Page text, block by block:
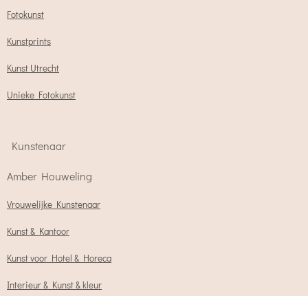
Fotokunst
Kunstprints
Kunst Utrecht
Unieke Fotokunst
Kunstenaar
Amber Houweling
Vrouwelijke Kunstenaar
Kunst & Kantoor
Kunst voor Hotel & Horeca
Interieur & Kunst & kleur